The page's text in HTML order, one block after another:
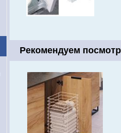
Рекомендуем